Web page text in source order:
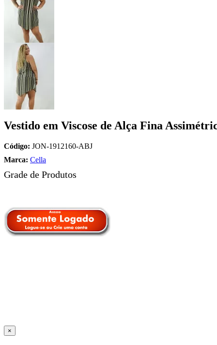
Vestido em Viscose de Alça Fina
Código: JON-1912160-ABJ
Marca: Cella
Grade de Produtos
×